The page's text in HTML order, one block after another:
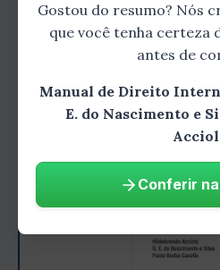
internacionais.
Gostou do resumo? Nós
que você tenha certeza
antes de
Manual de Direito
E. do Nascimento e
Conferir